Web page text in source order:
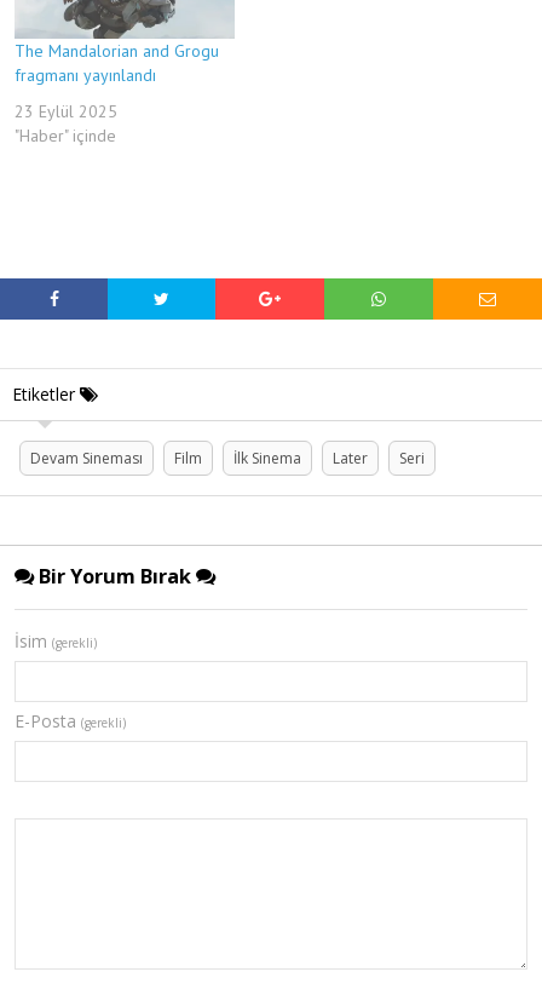
The Mandalorian and Grogu
fragmanı yayınlandı
23 Eylül 2025
"Haber" içinde
Etiketler
Devam Sineması Film İlk Sinema Later Seri
Bir Yorum Bırak
İsim (gerekli)
E-Posta (gerekli)